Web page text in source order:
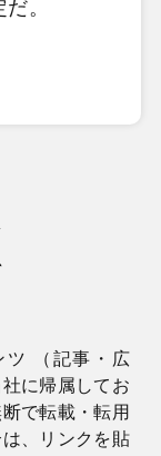
。
ツ （記事・広
に帰属してお
で転載・転用
、リンクを貼